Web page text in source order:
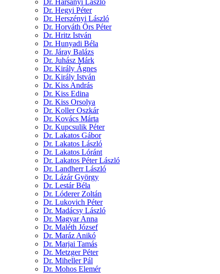
Dr. Hegyi Péter
Dr. Herszényi László
Dr. Horváth Örs Péter
Dr. Hritz István
Dr. Hunyadi Béla
Dr. Járay Balázs
Dr. Juhász Márk
Dr. Király Ágnes
Dr. Király István
Dr. Kiss András
Dr. Kiss Edina
Dr. Kiss Orsolya
Dr. Koller Oszkár
Dr. Kovács Márta
Dr. Kupcsulik Péter
Dr. Lakatos Gábor
Dr. Lakatos László
Dr. Lakatos Lóránt
Dr. Lakatos Péter László
Dr. Landherr László
Dr. Lázár György
Dr. Lestár Béla
Dr. Lóderer Zoltán
Dr. Lukovich Péter
Dr. Madácsy László
Dr. Magyar Anna
Dr. Maléth József
Dr. Maráz Anikó
Dr. Marjai Tamás
Dr. Metzger Péter
Dr. Miheller Pál
Dr. Mohos Elemér